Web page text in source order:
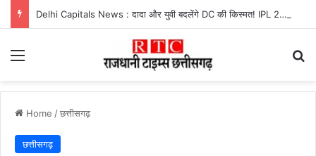
Delhi Capitals News : दादा और युवी बदलेंगे DC की किस्मत! IPL 2027 से पहले होगा बड़ा बदलाव
Menu
Home /छत्तीसगढ़
छत्तीसगढ़